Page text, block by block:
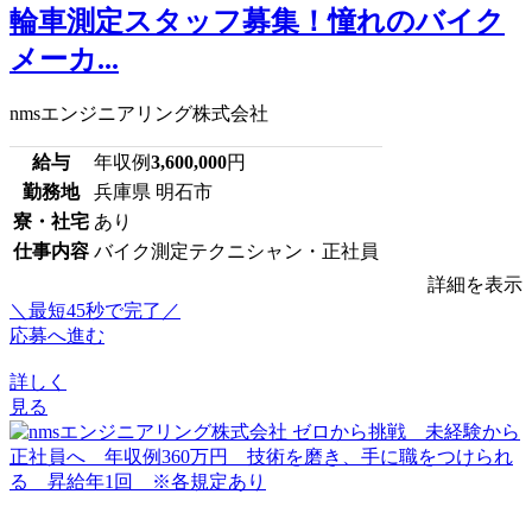
輪車測定スタッフ募集！憧れのバイク
メーカ...
nmsエンジニアリング株式会社
給与 年収例3,600,000円
勤務地
兵庫県 明石市
寮・社宅 あり
仕事内容 バイク測定テクニシャン・正社員
詳細を表示
＼最短45秒で完了／
応募へ進む
詳しく
見る